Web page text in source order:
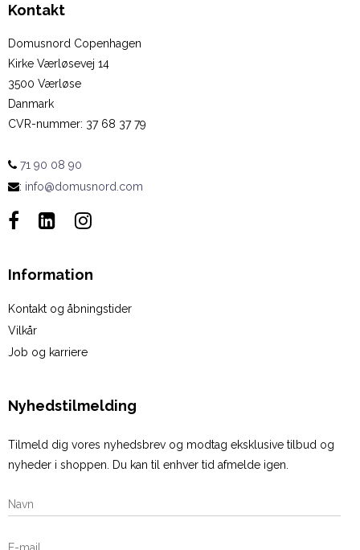
Kontakt
Domusnord Copenhagen
Kirke Værløsevej 14
3500 Værløse
Danmark
CVR-nummer: 37 68 37 79
71 90 08 90
: info@domusnord.com
Information
Kontakt og åbningstider
Vilkår
Job og karriere
Nyhedstilmelding
Tilmeld dig vores nyhedsbrev og modtag eksklusive tilbud og
nyheder i shoppen. Du kan til enhver tid afmelde igen.